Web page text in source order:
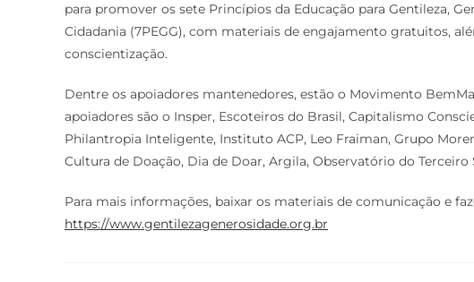
para promover os sete Princípios da Educação para Gentileza,
Cidadania (7PEGG), com materiais de engajamento gratuitos,
conscientização.
Dentre os apoiadores mantenedores, estão o Movimento
apoiadores são o Insper, Escoteiros do Brasil, Capitalismo
Philantropia Inteligente, Instituto ACP, Leo Fraiman, Grupo
Cultura de Doação, Dia de Doar, Argila, Observatório do Terceiro
Para mais informações, baixar os materiais de comunicação e
https://www.gentilezagenerosidade.org.br